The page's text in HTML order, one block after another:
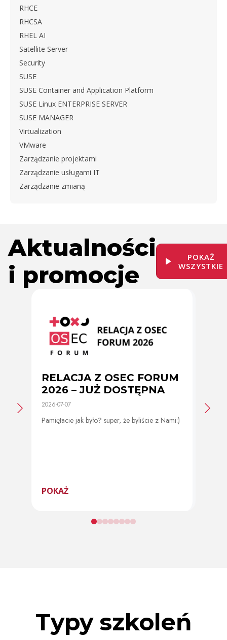
RHCE
RHCSA
RHEL AI
Satellite Server
Security
SUSE
SUSE Container and Application Platform
SUSE Linux ENTERPRISE SERVER
SUSE MANAGER
Virtualization
VMware
Zarządzanie projektami
Zarządzanie usługami IT
Zarządzanie zmianą
Aktualności
i promocje
POKAŻ
WSZYSTKIE
RELACJA Z OSEC FORUM
2026 – JUŻ DOSTĘPNA
2026-07-07
Pamiętacie jak było? super, że byliście z Nami:)
POKAŻ
2026-
Typy szkoleń